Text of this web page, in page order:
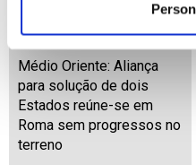
Médio Oriente: Aliança
para solução de dois
Estados reúne-se em
Roma sem progressos no
terreno